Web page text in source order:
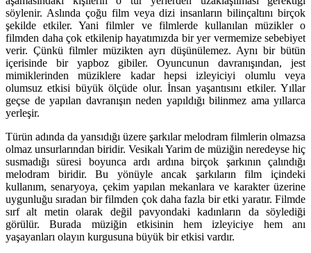
söylenir. Aslında çoğu film veya dizi insanların bilinçaltını birçok
şekilde etkiler. Yani filmler ve filmlerde kullanılan müzikler o
filmden daha çok etkilenip hayatımızda bir yer vermemize sebebiyet
verir. Çünkü filmler müzikten ayrı düşünülemez. Aynı bir bütün
içerisinde bir yapboz gibiler. Oyuncunun davranışından, jest
mimiklerinden müziklere kadar hepsi izleyiciyi olumlu veya
olumsuz etkisi büyük ölçüde olur. İnsan yaşantısını etkiler. Yıllar
geçse de yapılan davranışın neden yapıldığı bilinmez ama yıllarca
yerleşir.
Türün adında da yansıdığı üzere şarkılar melodram filmlerin olmazsa
olmaz unsurlarından biridir. Vesikalı Yarim de müziğin neredeyse hiç
susmadığı süresi boyunca ardı ardına birçok şarkının çalındığı
melodram biridir. Bu yönüyle ancak şarkıların film içindeki
kullanım, senaryoya, çekim yapılan mekanlara ve karakter üzerine
uygunluğu sıradan bir filmden çok daha fazla bir etki yaratır. Filmde
sırf alt metin olarak değil pavyondaki kadınların da söylediği
görülür. Burada müziğin etkisinin hem izleyiciye hem anı
yaşayanları olayın kurgusuna büyük bir etkisi vardır.